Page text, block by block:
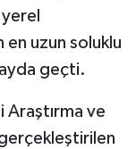
uzun soluklu
geçti.
Araştırma ve